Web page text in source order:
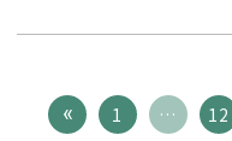
1 … 12